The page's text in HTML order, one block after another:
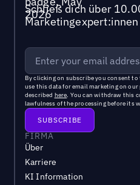
Schließ dich über
Marketingexpert:innen
By clicking on subscribe you consent to
use this data for email marketing on
described here. You can withdraw this
lawfulness of the processing before its
FIRMA
Über
Karriere
KI Information